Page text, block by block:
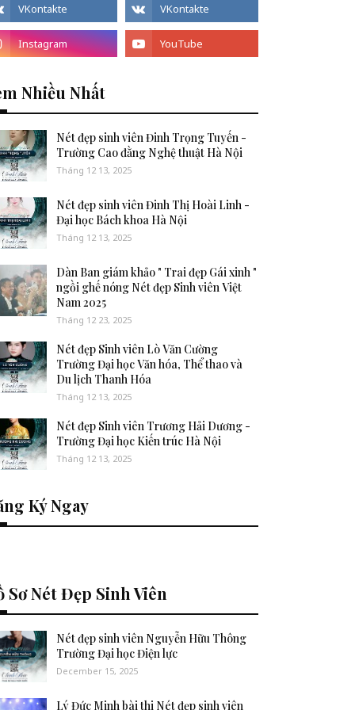
Nhiều Nhất
Nét đẹp sinh viên Đinh Trọng Tuyến -
Trường Cao đằng Nghệ thuật Hà Nội
Tháng 12 13, 2025
Nét đẹp sinh viên Đinh Thị Hoài Linh -
Đại học Bách khoa Hà Nội
Tháng 12 13, 2025
Dàn Ban giám khảo " Trai đẹp Gái xinh "
ngồi ghế nóng Nét đẹp Sinh viên Việt
Nam 2025
Tháng 12 23, 2025
Nét đẹp Sinh viên Lò Văn Cường
Trường Đại học Văn hóa, Thể thao và
Du lịch Thanh Hóa
Tháng 12 13, 2025
Nét đẹp Sinh viên Trương Hải Dương -
Trường Đại học Kiến trúc Hà Nội
Tháng 12 13, 2025
Ký Ngay
Sơ Nét Đẹp Sinh Viên
Nét đẹp sinh viên Nguyễn Hữu Thông
Trường Đại học Điện lực
December 15, 2025
Lý Đức Minh bài thi Nét đẹp sinh viên